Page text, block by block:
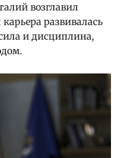
возглавил
развивалась
и дисциплина,